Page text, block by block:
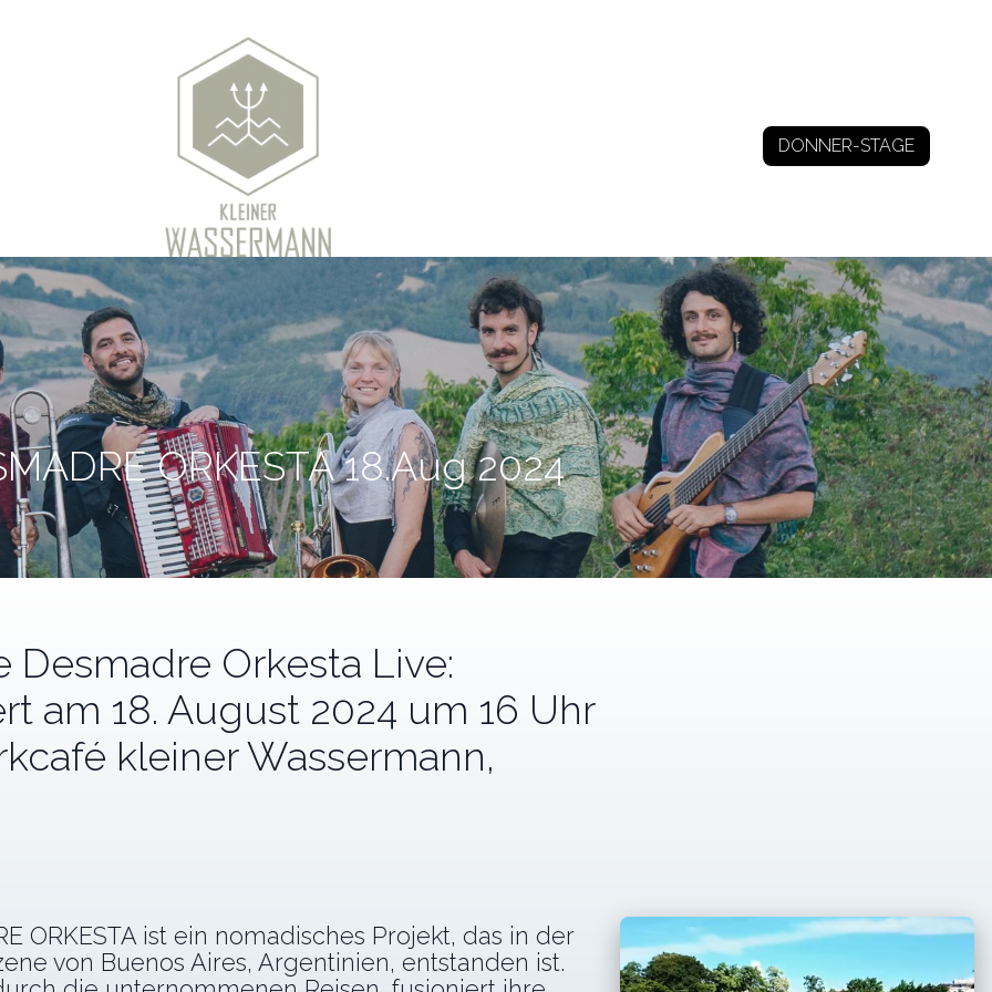
DONNER-STAGE
ORKESTA 18.Aug 2024
Desmadre Orkesta Live:
am 18. August 2024 um 16 Uhr
kleiner Wassermann,
ORKESTA ist ein nomadisches Projekt, das in der
von Buenos Aires, Argentinien, entstanden ist.